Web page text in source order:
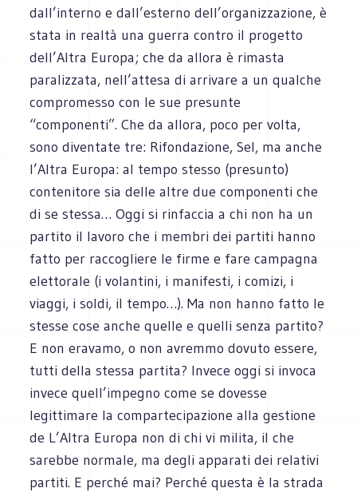
dall’interno e dall’esterno dell’organizzazione, è
stata in realtà una guerra contro il progetto
dell’Altra Europa; che da allora è rimasta
paralizzata, nell’attesa di arrivare a un qualche
compromesso con le sue presunte
“componenti”. Che da allora, poco per volta,
sono diventate tre: Rifondazione, Sel, ma anche
l’Altra Europa: al tempo stesso (presunto)
contenitore sia delle altre due componenti che
di se stessa… Oggi si rinfaccia a chi non ha un
partito il lavoro che i membri dei partiti hanno
fatto per raccogliere le firme e fare campagna
elettorale (i volantini, i manifesti, i comizi, i
viaggi, i soldi, il tempo…). Ma non hanno fatto le
stesse cose anche quelle e quelli senza partito?
E non eravamo, o non avremmo dovuto essere,
tutti della stessa partita? Invece oggi si invoca
invece quell’impegno come se dovesse
legittimare la compartecipazione alla gestione
de L’Altra Europa non di chi vi milita, il che
sarebbe normale, ma degli apparati dei relativi
partiti. E perché mai? Perché questa è la strada